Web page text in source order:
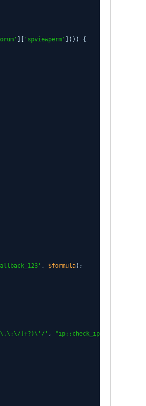
'spviewperm' ]))) {
, $formula);
F\.\:\/]+?)\'/' , "ip::check_ip(\\1, '\\3')"